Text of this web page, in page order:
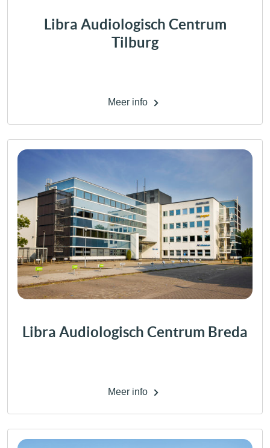
Libra Audiologisch Centrum
Tilburg
Meer info
Libra Audiologisch Centrum Breda
Meer info